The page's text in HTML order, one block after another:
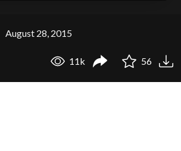
August 28, 2015
11k 56